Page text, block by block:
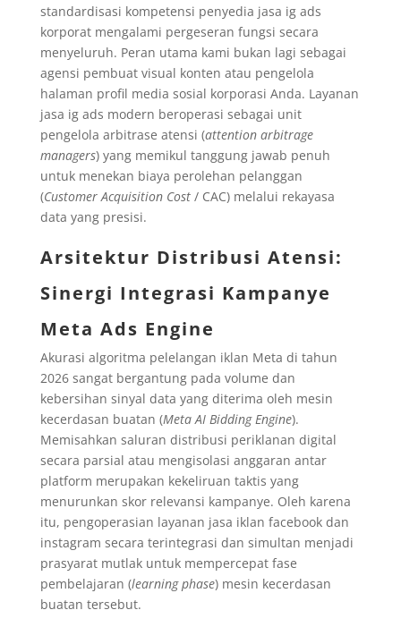
standardisasi kompetensi penyedia jasa ig ads
korporat mengalami pergeseran fungsi secara
menyeluruh. Peran utama kami bukan lagi sebagai
agensi pembuat visual konten atau pengelola
halaman profil media sosial korporasi Anda. Layanan
jasa ig ads modern beroperasi sebagai unit
pengelola arbitrase atensi (attention arbitrage
managers) yang memikul tanggung jawab penuh
untuk menekan biaya perolehan pelanggan
(Customer Acquisition Cost/ CAC) melalui rekayasa
data yang presisi.
Arsitektur Distribusi Atensi:
Sinergi Integrasi Kampanye
Meta Ads Engine
Akurasi algoritma pelelangan iklan Meta di tahun
2026 sangat bergantung pada volume dan
kebersihan sinyal data yang diterima oleh mesin
kecerdasan buatan (Meta AI Bidding Engine).
Memisahkan saluran distribusi periklanan digital
secara parsial atau mengisolasi anggaran antar
platform merupakan kekeliruan taktis yang
menurunkan skor relevansi kampanye. Oleh karena
itu, pengoperasian layanan jasa iklan facebook dan
instagram secara terintegrasi dan simultan menjadi
prasyarat mutlak untuk mempercepat fase
pembelajaran (learning phase) mesin kecerdasan
buatan tersebut.